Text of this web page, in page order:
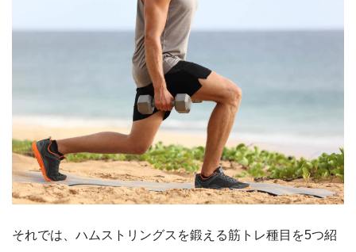
それでは、ハムストリングスを鍛える筋トレ種目を5つ紹